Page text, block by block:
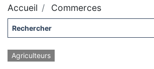
Accueil Commerces
Agriculteurs